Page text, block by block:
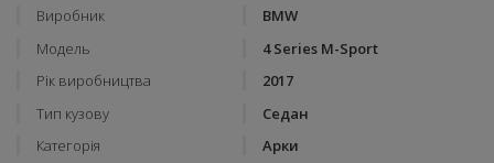
Виробник
BMW
Модель
4 Series M-Sport
Рік виробництва
2017
Тип кузову
Седан
Категорія
Арки